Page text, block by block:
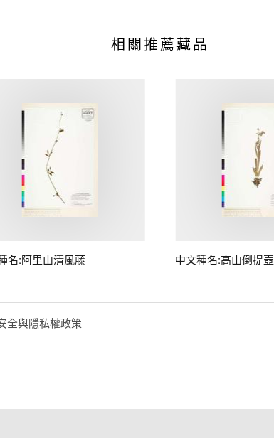
相關推薦藏品
名:阿里山清風藤 中文種名:高山倒提壺
全與隱私權政策